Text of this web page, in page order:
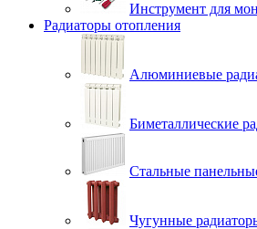
Инструмент для
Радиаторы отопления
Алюминиевые
Биметаллические
Стальные
Чугунные